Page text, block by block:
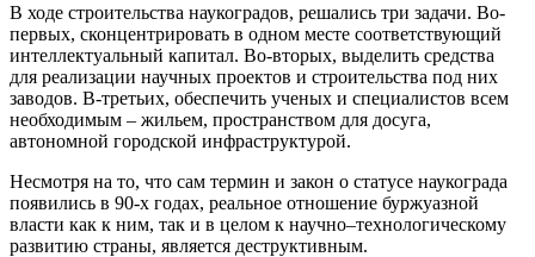
В ходе строительства наукоградов, решались три задачи. Во-
первых, сконцентрировать в одном месте соответствующий
интеллектуальный капитал. Во-вторых, выделить средства
для реализации научных проектов и строительства под них
заводов. В-третьих, обеспечить ученых и специалистов всем
необходимым – жильем, пространством для досуга,
автономной городской инфраструктурой.
Несмотря на то, что сам термин и закон о статусе наукограда
появились в 90-х годах, реальное отношение буржуазной
власти как к ним, так и в целом к научно–технологическому
развитию страны, является деструктивным.